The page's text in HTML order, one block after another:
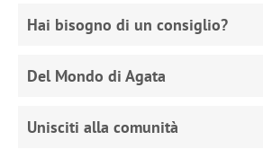
Hai bisogno di un consiglio?
Del Mondo di Agata
Unisciti alla comunità